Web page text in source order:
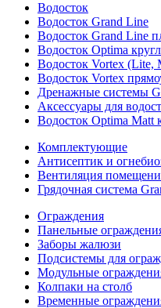
Водосток
Водосток Grand Line
Водосток Grand Line
Водосток Optima
Водосток Vortex (Lite,
Водосток Vortex
Дренажные системы
Аксессуары для
Водосток Optima Matt
Комплектующие
Антисептик и
Вентиляция
Грядочная система
Ограждения
Панельные
Заборы жалюзи
Подсистемы для
Модульные
Колпаки на столб
Временные